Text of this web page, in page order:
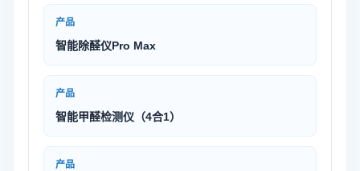
产品
智能除醛仪Pro Max
产品
智能甲醛检测仪（4合1）
产品